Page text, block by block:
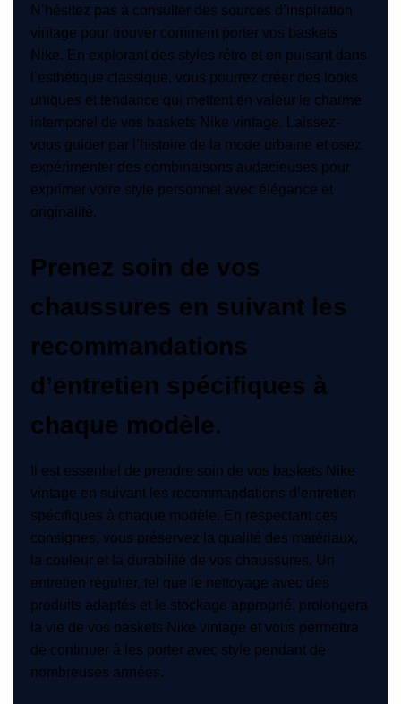
N’hésitez pas à consulter des sources d’inspiration
vintage pour trouver comment porter vos baskets
Nike. En explorant des styles rétro et en puisant dans
l’esthétique classique, vous pourrez créer des looks
uniques et tendance qui mettent en valeur le charme
intemporel de vos baskets Nike vintage. Laissez-
vous guider par l’histoire de la mode urbaine et osez
expérimenter des combinaisons audacieuses pour
exprimer votre style personnel avec élégance et
originalité.
Prenez soin de vos
chaussures en suivant les
recommandations
d’entretien spécifiques à
chaque modèle.
Il est essentiel de prendre soin de vos baskets Nike
vintage en suivant les recommandations d’entretien
spécifiques à chaque modèle. En respectant ces
consignes, vous préservez la qualité des matériaux,
la couleur et la durabilité de vos chaussures. Un
entretien régulier, tel que le nettoyage avec des
produits adaptés et le stockage approprié, prolongera
la vie de vos baskets Nike vintage et vous permettra
de continuer à les porter avec style pendant de
nombreuses années.